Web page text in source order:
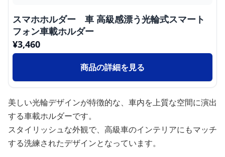
スマホホルダー 車 高級感漂う光輪式スマート
フォン車載ホルダー
¥3,460
商品の詳細を見る
美しい光輪デザインが特徴的な、車内を上質な空間に演出
する車載ホルダーです。
スタイリッシュな外観で、高級車のインテリアにもマッチ
する洗練されたデザインとなっています。